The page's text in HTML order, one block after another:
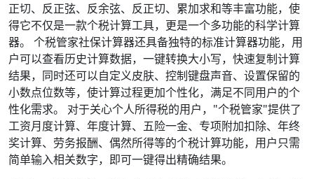
正切、反正弦、反余弦、反正切、累加求和等丰富功能，使
得它不仅是一款个税计算工具，更是一个多功能的科学计算
器。 个税管家社保计算器还具备独特的标准计算器功能，用
户可以查看历史计算数据，一键转换大小写，快速复制计算
结果，同时还可以自定义皮肤、控制键盘声音、设置保留的
小数点位数等，使计算过程更加个性化，满足不同用户的个
性化需求。 对于关心个人所得税的用户，"个税管家"提供了
工资月度计算、年度计算、五险一金、专项附加扣除、年终
奖计算、劳务报酬、偶然所得等的个税计算功能，用户只需
简单输入相关数字，即可一键得出精确结果。